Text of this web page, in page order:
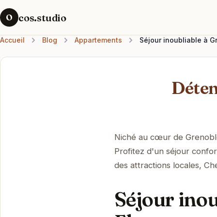
O cos.studio
Accueil Blog Appartements Séjour inoubliable à
Niché au cœur de
Profitez d'un séjour
des attractions locales,
Séjour